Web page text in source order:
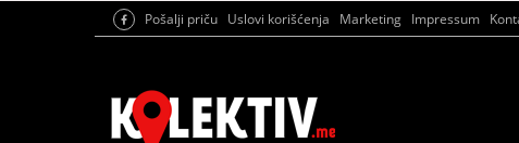
Pošalji priču Uslovi korišćenja Marketing Impressum